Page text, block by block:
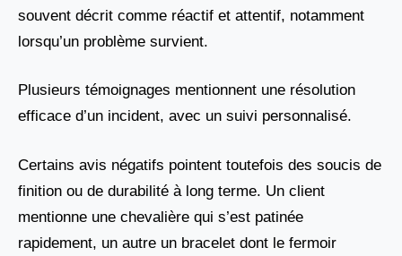
souvent décrit comme réactif et attentif, notamment
lorsqu’un problème survient.
Plusieurs témoignages mentionnent une résolution
efficace d’un incident, avec un suivi personnalisé.
Certains avis négatifs pointent toutefois des soucis de
finition ou de durabilité à long terme. Un client
mentionne une chevalière qui s’est patinée
rapidement, un autre un bracelet dont le fermoir